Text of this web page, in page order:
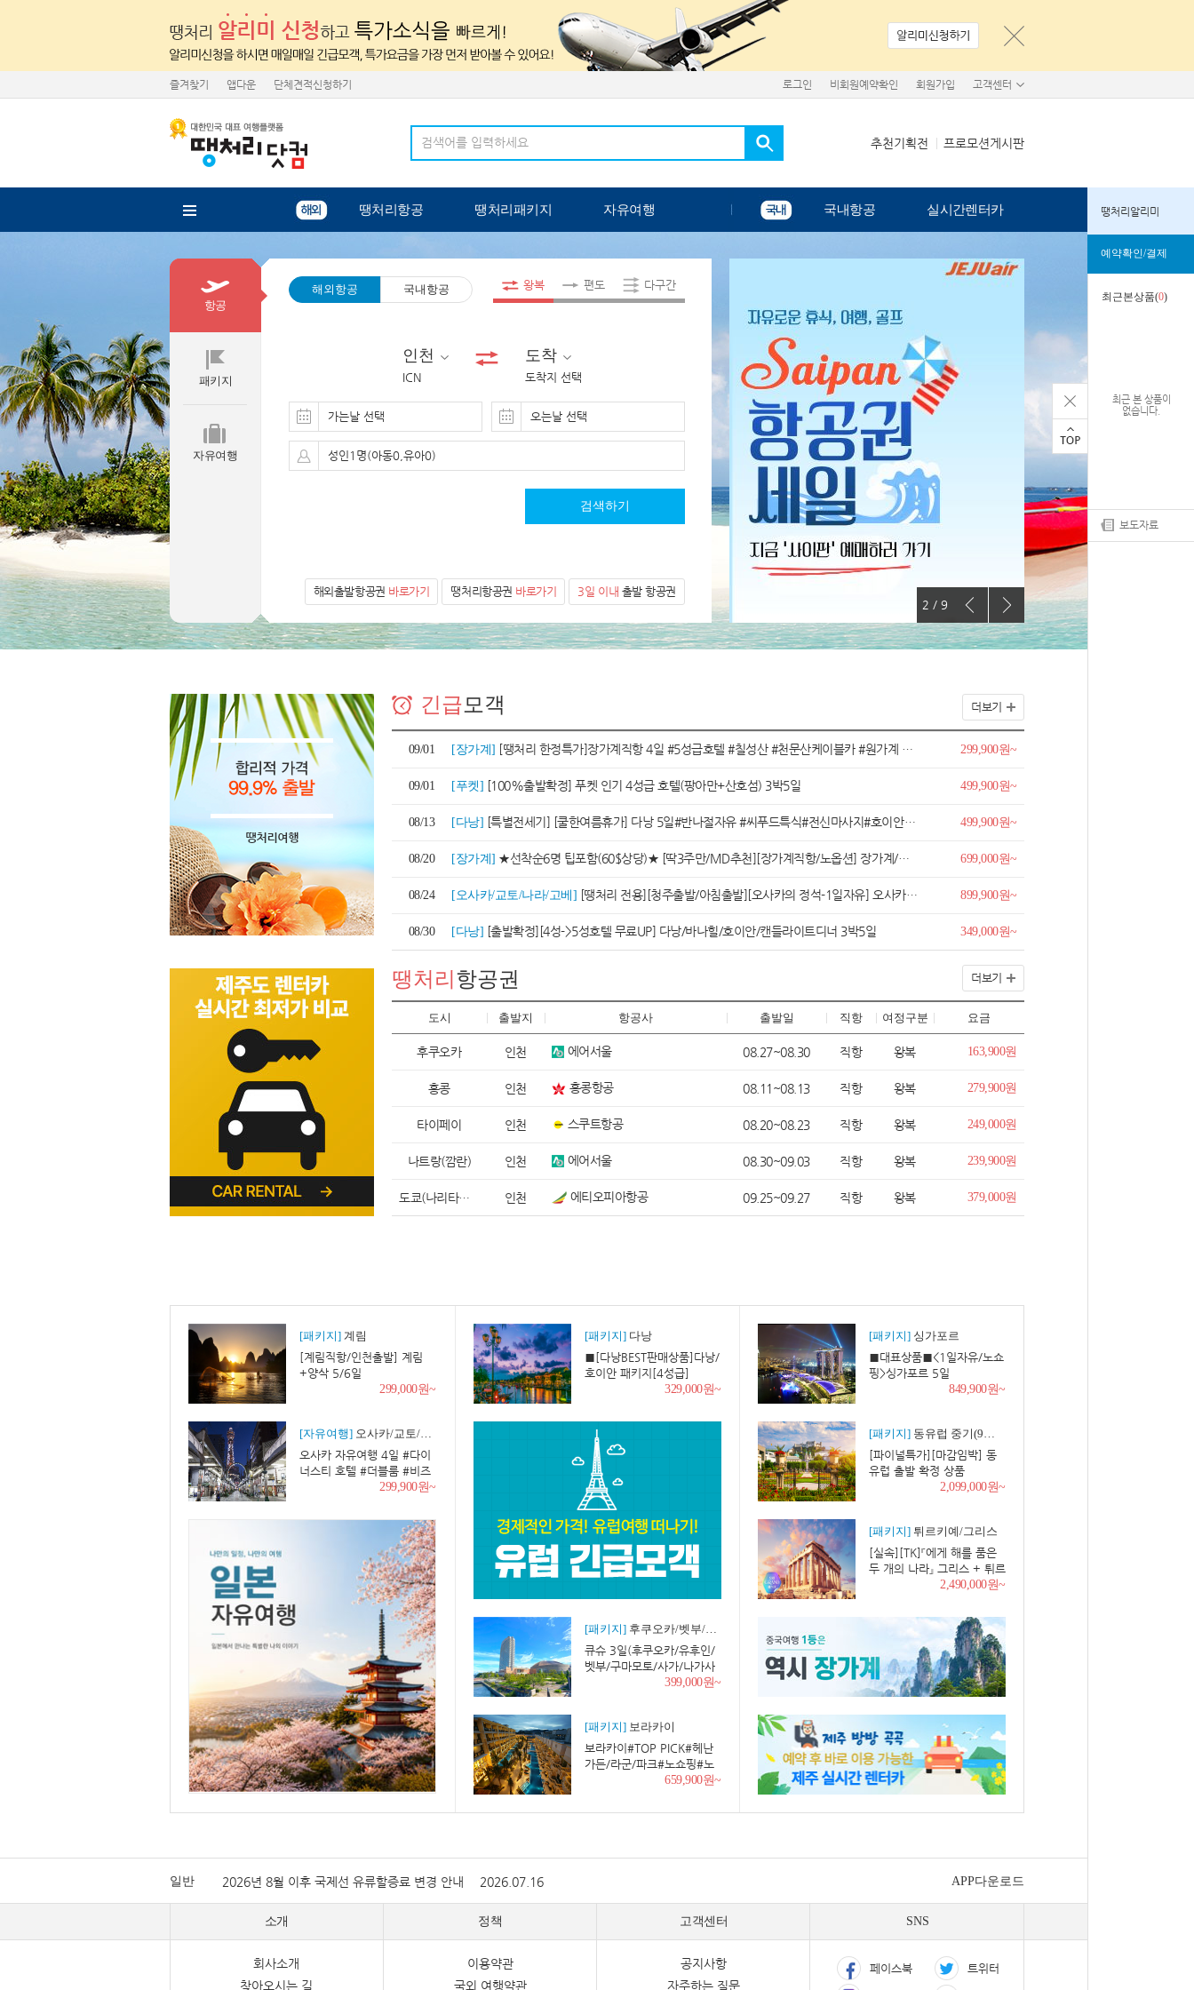
즐겨찾기 앱다운 단체견적신청하기 로그인 비회원예약확인 회원가입 고객센터
추천기획전 프로모션게시판
땡처리항공 땡처리패키지 자유여행 국내항공 실시간렌터카
항공
패키지
자유여행
해외항공 국내항공 왕복 편도 다구간
인천
ICN
도착
도착지 선택
가는날 선택 오는날 선택
성인1명(아동0,유아0)
검색하기
해외출발항공권 바로가기 땡처리항공권 바로가기 3일 이내 출발 항공권
3 / 9
긴급모객 더보기
09/01 [장가계] [땡처리 한정특가]장가계직항 4일 #5성급호텔 #칠성산 #천문산케이블카 #원가계 #천자산 #전신마사지 #황룡동굴 #72기루외부 299,900원~
09/01 [푸켓] [100%출발확정] 푸켓 인기 4성급 호텔(팡아만+산호섬) 3박5일 499,900원~
08/13 [다낭] [특별전세기] [쿨한여름휴가] 다낭 5일#반나절자유 #씨푸드특식#전신마사지#호이안투어#시티투어 499,900원~
08/20 [장가계] ★선착순6명 팁포함(60$상당)★ [딱3주만/MD추천][장가계직항/노옵션] 장가계/원가계 6일 <천문산+천문산사+귀곡잔도+유리잔도/72기루> 699,000원~
08/24 [오사카/교토/나라/고베] [땡처리 전용][청주출발/아침출발][오사카의 정석-1일자유] 오사카/교토/아라시야마 4일 899,900원~
08/30 [다낭] [출발확정][4성->5성호텔 무료UP] 다낭/바나힐/호이안/캔들라이트디너 3박5일 349,000원~
땡처리 항공권 더보기
도시 출발지 항공사 출발일 직항 여정구분 요금
후쿠오카 인천 에어서울 08.27~08.30 직항 왕복 163,900원
홍콩 인천 홍콩항공 08.11~08.13 직항 왕복 279,900원
타이페이 인천 스쿠트항공 08.20~08.23 직항 왕복 249,000원
나트랑(깜란) 인천 에어서울 08.30~09.03 직항 왕복 239,900원
도쿄(나리타공항) 인천 에티오피아항공 09.25~09.27 직항 왕복 379,000원
[패키지] 계림
[계림직항/인천출발] 계림
+양삭 5/6일
299,000원~
[자유여행] 오사카/교토/나라/고베
오사카 자유여행 4일 #다이
너스티 호텔 #더블룸 #비즈
니스호텔 #다니마치큐초메
븐 #도톤보리 도보권
299,900원~
[패키지] 다낭
■[다낭BEST판매상품]다낭/
호이안 패키지[4성급]
329,000원~
[패키지] 후쿠오카/벳부/유후인
큐슈 3일(후쿠오카/유후인/
벳부/구마모토/사가/나가사
399,000원~
[패키지] 보라카이
보라카이#TOP PICK#헤난
가든/라군/파크#노쇼핑#노
옵션#호핑or마사지#픽업[카
659,900원~
[패키지] 싱가포르
■대표상품■<1일자유/노쇼
핑>싱가포르 5일
849,900원~
[패키지] 동유럽 중기(9일~10일)
[파이널특가][마감임박] 동
유럽 출발 확정 상품
2,099,000원~
[패키지] 튀르키예/그리스
[실속][TK]『에게 해를 품은
두 개의 나라』 그리스 + 튀르
2,490,000원~
땡처리알리미
예약확인/결제
최근본상품(0)
최근 본 상품이
없습니다.
보도자료
일반 2026년 8월 이후 국제선 유류할증료 변경 안내 2026.07.16 APP다운로드
소개
회사소개
찾아오시는 길
정책
이용약관
국외 여행약관
고객센터
공지사항
자주하는 질문
SNS
페이스북 트위터